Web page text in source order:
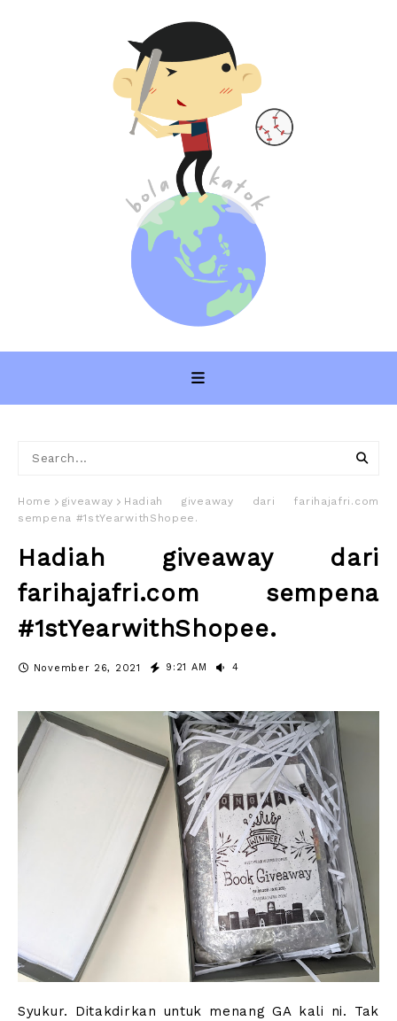
Home giveaway
Hadiah giveaway dari farihajafri.com
sempena #1stYearwithShopee.
Hadiah giveaway dari
farihajafri.com sempena
#1stYearwithShopee.
November 26, 2021 9:21 AM 4
Syukur. Ditakdirkan untuk menang GA kali ni. Tak